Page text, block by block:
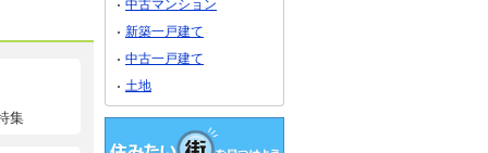
集
中古マンション
新築一戸建て
中古一戸建て
土地